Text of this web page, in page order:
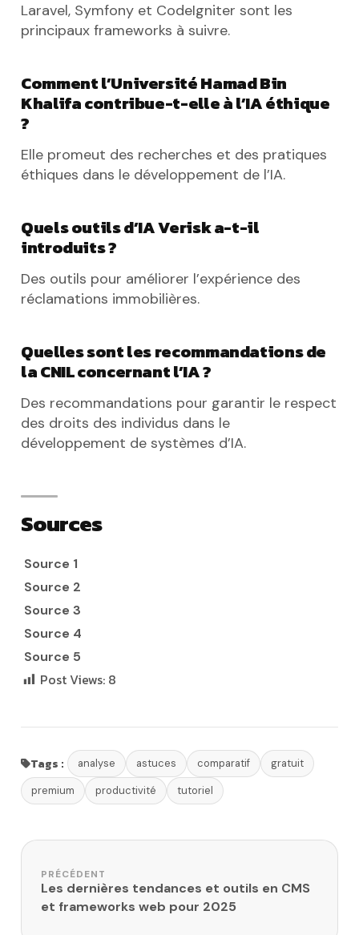
Laravel, Symfony et CodeIgniter sont les
principaux frameworks à suivre.
Comment l’Université Hamad Bin
Khalifa contribue-t-elle à l’IA éthique
?
Elle promeut des recherches et des pratiques
éthiques dans le développement de l’IA.
Quels outils d’IA Verisk a-t-il
introduits ?
Des outils pour améliorer l’expérience des
réclamations immobilières.
Quelles sont les recommandations de
la CNIL concernant l’IA ?
Des recommandations pour garantir le respect
des droits des individus dans le
développement de systèmes d’IA.
Sources
Source 1
Source 2
Source 3
Source 4
Source 5
Post Views: 8
Tags : analyse astuces comparatif
gratuit
premium
productivité tutoriel
Navigation de l’article
PRÉCÉDENT
Les dernières tendances et outils en CMS
et frameworks web pour 2025